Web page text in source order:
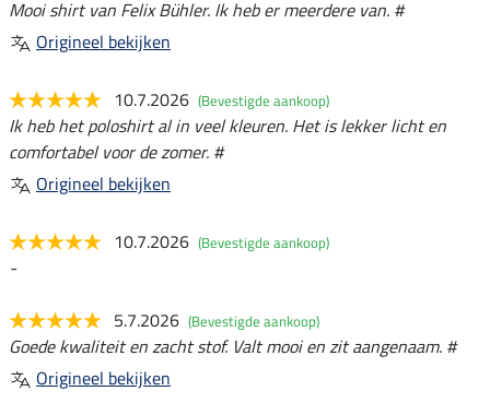
Mooi shirt van Felix Bühler. Ik heb er meerdere van. #
Origineel bekijken
10.7.2026 (Bevestigde aankoop)
Ik heb het poloshirt al in veel kleuren. Het is lekker licht en
comfortabel voor de zomer. #
Origineel bekijken
10.7.2026 (Bevestigde aankoop)
-
5.7.2026 (Bevestigde aankoop)
Goede kwaliteit en zacht stof. Valt mooi en zit aangenaam. #
Origineel bekijken